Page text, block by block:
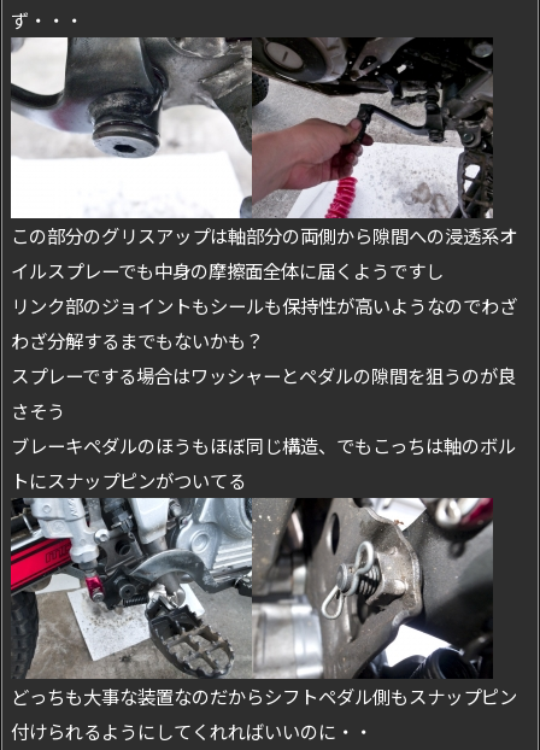
ず・・・
この部分のグリスアップは軸部分の両側から隙間への浸透系オ
イルスプレーでも中身の摩擦面全体に届くようですし
リンク部のジョイントもシールも保持性が高いようなのでわざ
わざ分解するまでもないかも？
スプレーでする場合はワッシャーとペダルの隙間を狙うのが良
さそう
ブレーキペダルのほうもほぼ同じ構造、でもこっちは軸のボル
トにスナップピンがついてる
どっちも大事な装置なのだからシフトペダル側もスナップピン
付けられるようにしてくれればいいのに・・